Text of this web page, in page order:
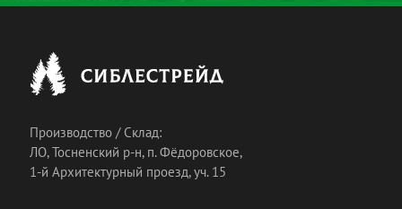
Производство / Склад:
ЛО, Тосненский р-н, п. Фёдоровское,
1-й Архитектурный проезд, уч. 15